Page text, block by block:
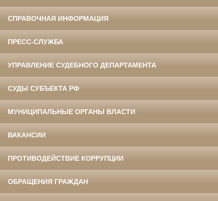
СПРАВОЧНАЯ ИНФОРМАЦИЯ
ПРЕСС-СЛУЖБА
УПРАВЛЕНИЕ СУДЕБНОГО ДЕПАРТАМЕНТА
СУДЫ СУБЪЕКТА РФ
МУНИЦИПАЛЬНЫЕ ОРГАНЫ ВЛАСТИ
ВАКАНСИИ
ПРОТИВОДЕЙСТВИЕ КОРРУПЦИИ
ОБРАЩЕНИЯ ГРАЖДАН